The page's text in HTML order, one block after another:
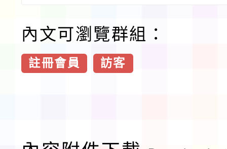
內文可瀏覽群組：
註冊會員 訪客